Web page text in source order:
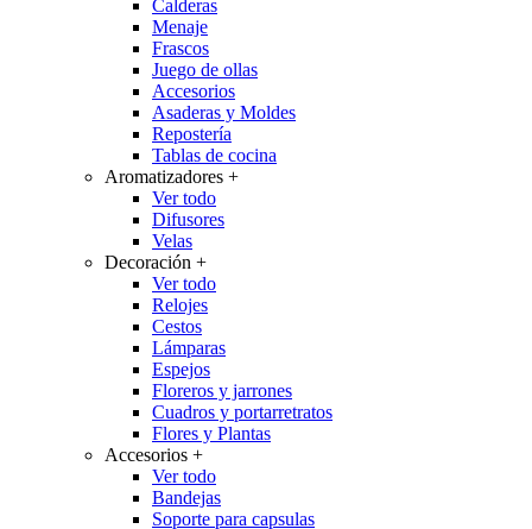
Calderas
Menaje
Frascos
Juego de ollas
Accesorios
Asaderas y Moldes
Repostería
Tablas de cocina
Aromatizadores +
Ver todo
Difusores
Velas
Decoración +
Ver todo
Relojes
Cestos
Lámparas
Espejos
Floreros y jarrones
Cuadros y portarretratos
Flores y Plantas
Accesorios +
Ver todo
Bandejas
Soporte para capsulas